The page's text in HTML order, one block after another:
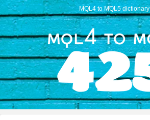
MQL4 to MQL5 dictionary